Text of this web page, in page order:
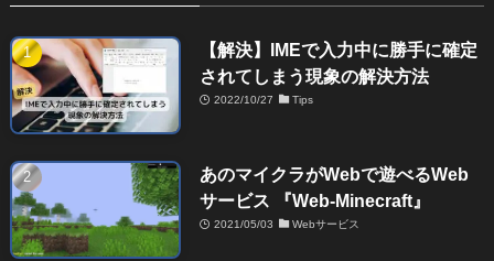
【解決】IMEで入力中に勝手に確定
されてしまう現象の解決方法
2022/10/27 Tips
あのマイクラがWebで遊べるWeb
サービス 『Web-Minecraft』
2021/05/03 Webサービス